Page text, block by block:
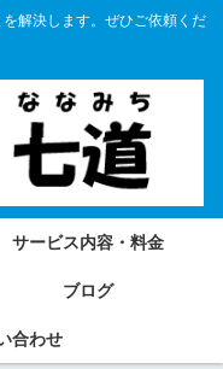
解決します。ぜひご依頼くだ
サービス内容・料金
ブログ
合わせ